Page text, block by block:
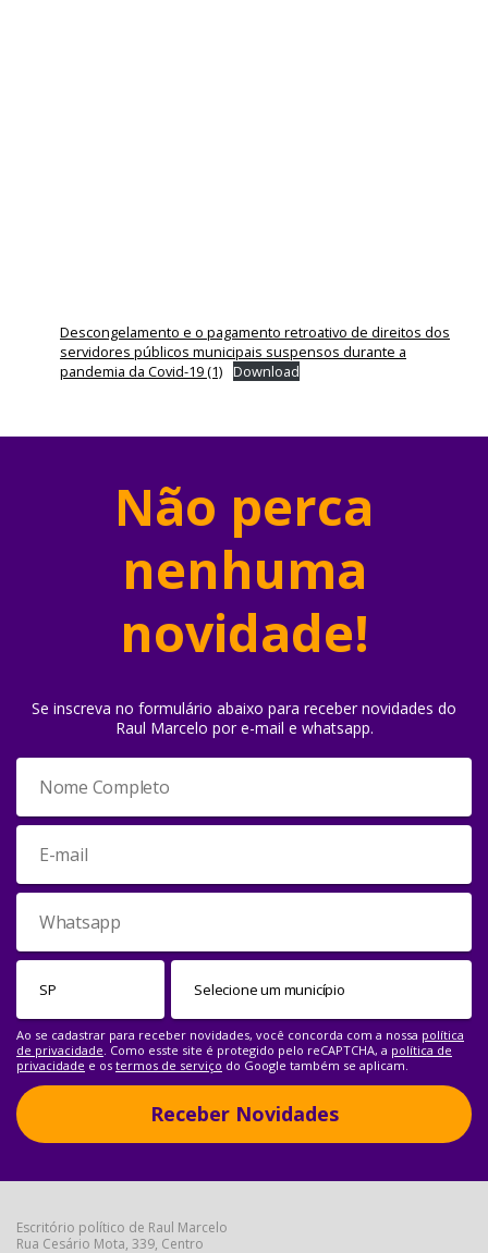
Descongelamento e o pagamento retroativo de direitos dos
servidores públicos municipais suspensos durante a
pandemia da Covid-19 (1) Download
Não perca
nenhuma
novidade!
Se inscreva no formulário abaixo para receber novidades do
Raul Marcelo por e-mail e whatsapp.
Ao se cadastrar para receber novidades, você concorda com a nossa política
de privacidade. Como esste site é protegido pelo reCAPTCHA, a política de
privacidade e os termos de serviço do Google também se aplicam.
Receber Novidades
Escritório político de Raul Marcelo
Rua Cesário Mota, 339, Centro